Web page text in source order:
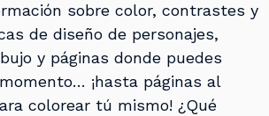
sobre color, contrastes y
de diseño de personajes,
y páginas donde puedes
¡hasta páginas al
colorear tú mismo! ¿Qué